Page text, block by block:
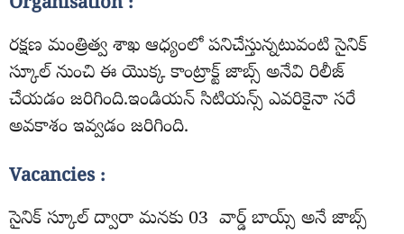
రక్షణ మంత్రిత్వ శాఖ ఆధ్యంలో పనిచేస్తున్నటువంటి సైనిక్
స్కూల్ నుంచి ఈ యొక్క కాంట్రాక్ట్ జాబ్స్ అనేవి రిలీజ్
చేయడం జరిగింది.ఇండియన్ సిటియన్స్ ఎవరికైనా సరే
అవకాశం ఇవ్వడం జరిగింది.
Vacancies :
సైనిక్ స్కూల్ ద్వారా మనకు 03 వార్డ్ బాయ్స్ అనే జాబ్స్